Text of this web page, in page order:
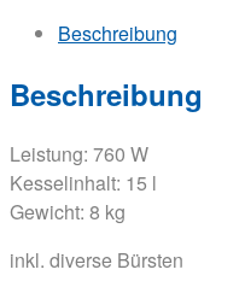
Beschreibung
Beschreibung
Leistung: 760 W
Kesselinhalt: 15 l
Gewicht: 8 kg
inkl. diverse Bürsten